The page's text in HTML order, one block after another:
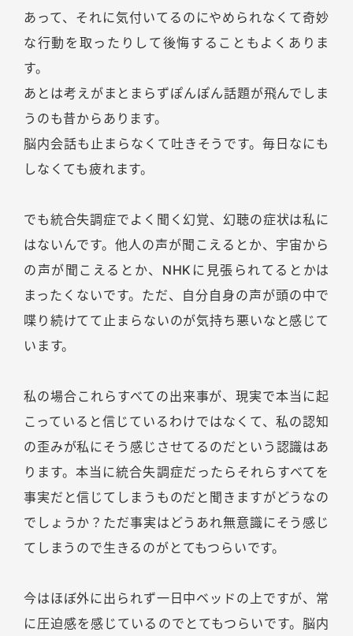
あって、それに気付いてるのにやめられなくて奇妙
な行動を取ったりして後悔することもよくありま
す。
あとは考えがまとまらずぽんぽん話題が飛んでしま
うのも昔からあります。
脳内会話も止まらなくて吐きそうです。毎日なにも
しなくても疲れます。
でも統合失調症でよく聞く幻覚、幻聴の症状は私に
はないんです。他人の声が聞こえるとか、宇宙から
の声が聞こえるとか、NHKに見張られてるとかは
まったくないです。ただ、自分自身の声が頭の中で
喋り続けてて止まらないのが気持ち悪いなと感じて
います。
私の場合これらすべての出来事が、現実で本当に起
こっていると信じているわけではなくて、私の認知
の歪みが私にそう感じさせてるのだという認識はあ
ります。本当に統合失調症だったらそれらすべてを
事実だと信じてしまうものだと聞きますがどうなの
でしょうか？ただ事実はどうあれ無意識にそう感じ
てしまうので生きるのがとてもつらいです。
今はほぼ外に出られず一日中ベッドの上ですが、常
に圧迫感を感じているのでとてもつらいです。脳内